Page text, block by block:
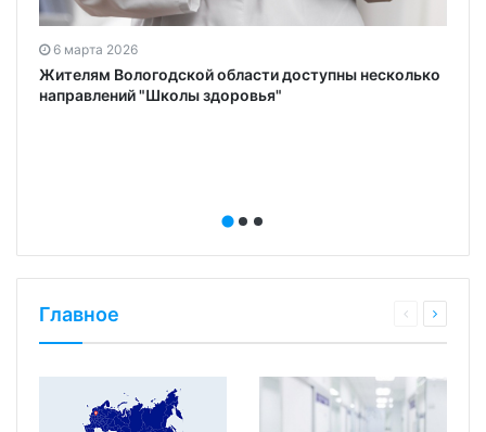
6 марта 2026
Жителям Вологодской области доступны несколько
направлений "Школы здоровья"
Главное